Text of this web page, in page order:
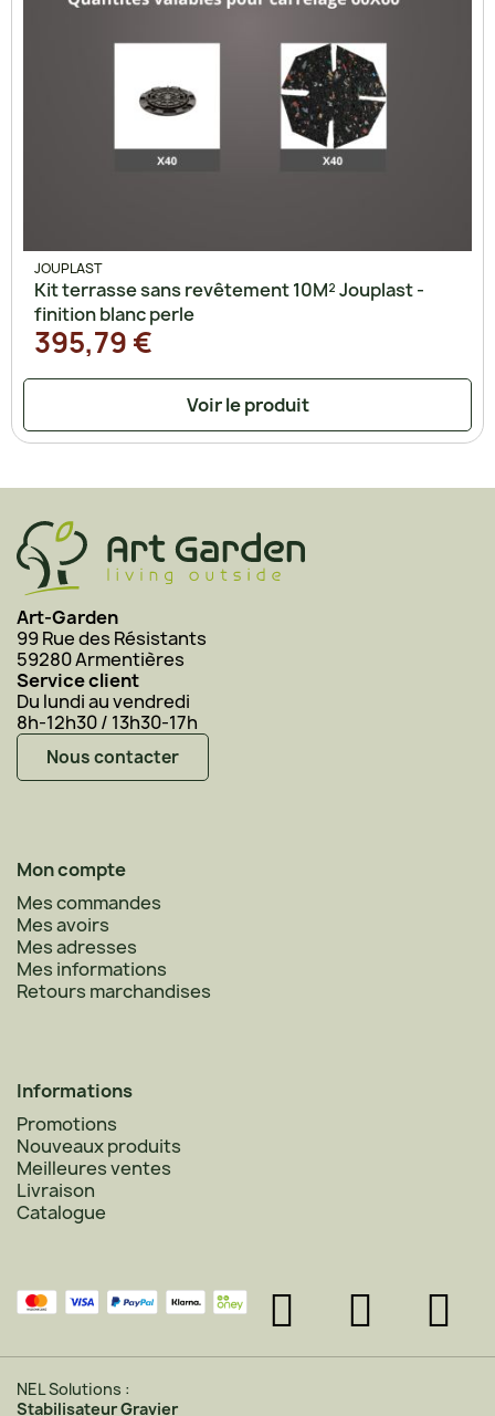
JOUPLAST
Kit terrasse sans revêtement 10M² Jouplast -
finition blanc perle
395,79 €
Voir le produit
Art-Garden
99 Rue des Résistants
59280 Armentières
Service client
Du lundi au vendredi
8h-12h30 / 13h30-17h
Nous contacter
Mon compte
Mes commandes
Mes avoirs
Mes adresses
Mes informations
Retours marchandises
Informations
Promotions
Nouveaux produits
Meilleures ventes
Livraison
Catalogue
NEL Solutions :
Stabilisateur Gravier